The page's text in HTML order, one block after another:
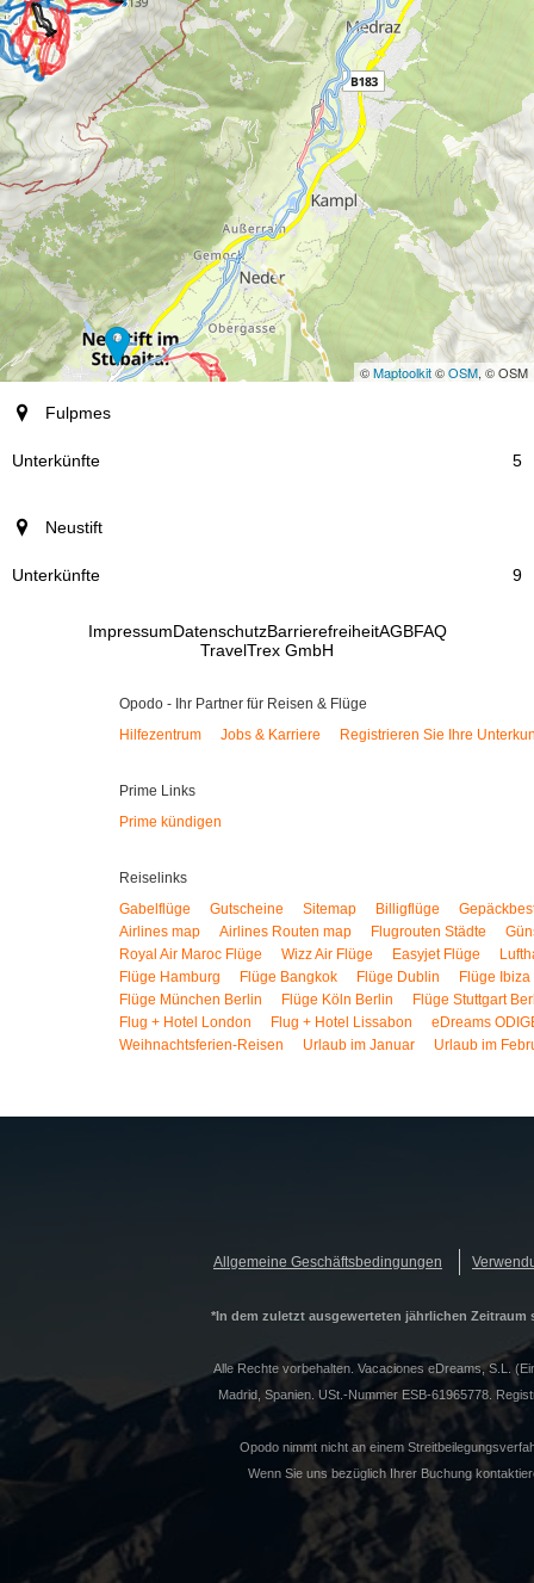
©Maptoolkit©OSM, © OSM
Ort
Unterkünfte
Fulpmes
5
Neustift
9
ImpressumDatenschutzBarrierefreiheitAGBFAQ
TravelTrex GmbH